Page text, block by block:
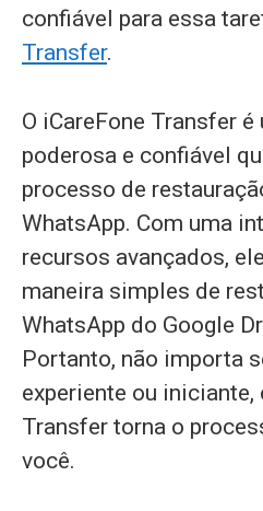
confiável para essa
Transfer.
O iCareFone Transfer
poderosa e confiável
processo de
WhatsApp. Com uma
recursos avançados,
maneira simples de
WhatsApp do Google
Portanto, não importa
experiente ou iniciante,
Transfer torna o
você.